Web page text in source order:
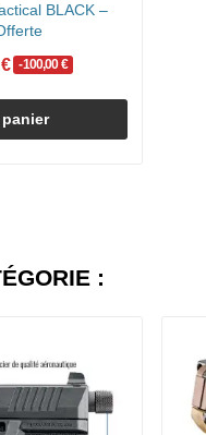
BLACK –
-100,00 €
: